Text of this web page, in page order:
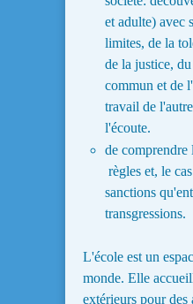
et adulte) avec
limites, de la
de la justice,
commun et de
travail de
l'écoute.
de comprendre
règles et, le
sanctions
transgressions.
L'école est un
monde. Elle
extérieurs pour des